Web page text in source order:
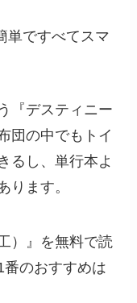
単ですべてスマ
『デスティニー
団の中でもトイ
るし、単行本よ
ります。
）』を無料で読
のおすすめは